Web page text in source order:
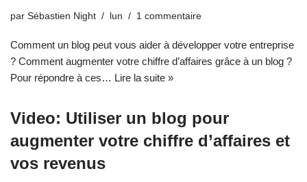
par Sébastien Night lun 1 commentaire
Comment un blog peut vous aider à développer votre entreprise
? Comment augmenter votre chiffre d’affaires grâce à un blog ?
Pour répondre à ces… Lire la suite »
Video: Utiliser un blog pour
augmenter votre chiffre d’affaires et
vos revenus